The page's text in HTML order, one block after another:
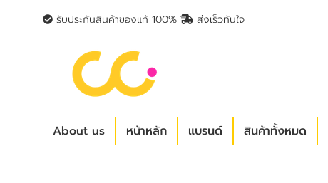
รับประกันสินค้าของแท้ 100% ส่งเร็วทันใจ
About us หน้าหลัก แบรนด์ สินค้าทั้งหมด